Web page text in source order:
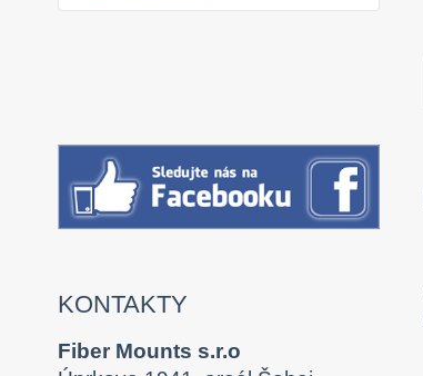
KONTAKTY
Fiber Mounts s.r.o